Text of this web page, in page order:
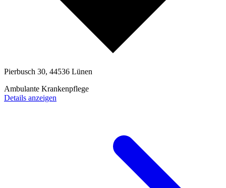
Pierbusch 30, 44536 Lünen
Ambulante Krankenpflege
Details anzeigen